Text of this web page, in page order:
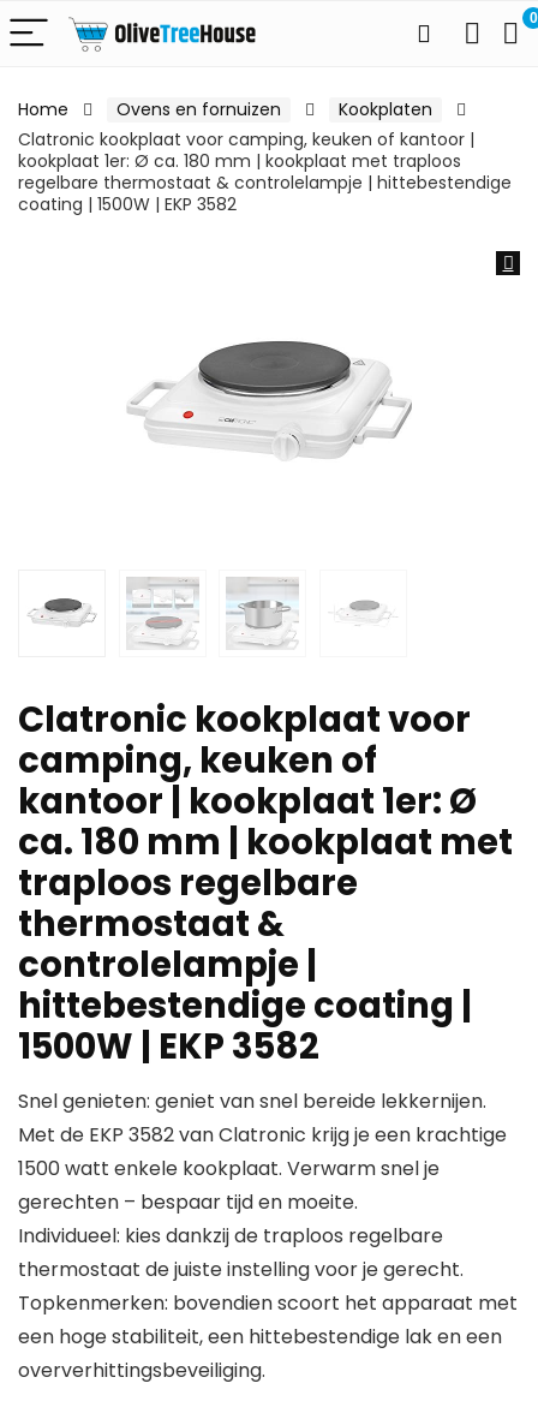
0
Home Ovens en fornuizen
Kookplaten
Clatronic kookplaat voor camping, keuken of kantoor |
kookplaat 1er: Ø ca. 180 mm | kookplaat met traploos
regelbare thermostaat & controlelampje | hittebestendige
coating | 1500W | EKP 3582
Clatronic kookplaat voor
camping, keuken of
kantoor | kookplaat 1er: Ø
ca. 180 mm | kookplaat met
traploos regelbare
thermostaat &
controlelampje |
hittebestendige coating |
1500W | EKP 3582
Snel genieten: geniet van snel bereide lekkernijen.
Met de EKP 3582 van Clatronic krijg je een krachtige
1500 watt enkele kookplaat. Verwarm snel je
gerechten – bespaar tijd en moeite.
Individueel: kies dankzij de traploos regelbare
thermostaat de juiste instelling voor je gerecht.
Topkenmerken: bovendien scoort het apparaat met
een hoge stabiliteit, een hittebestendige lak en een
oververhittingsbeveiliging.